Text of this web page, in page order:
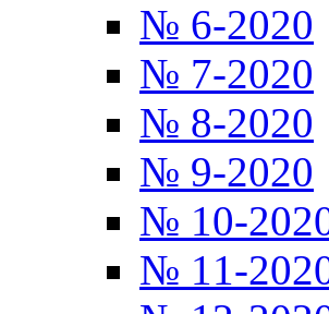
№ 6-2020
№ 7-2020
№ 8-2020
№ 9-2020
№ 10-
№ 11-